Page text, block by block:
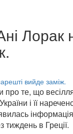
Лорак
про те, що
і її
тиждень в Греції.